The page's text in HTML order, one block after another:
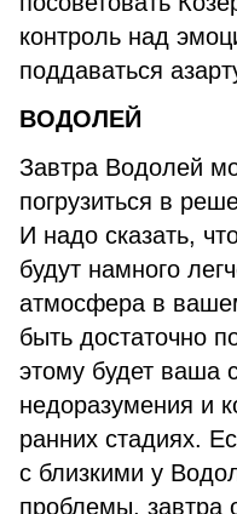
контроль над
поддаваться
ВОДОЛЕЙ
Завтра Водолей
погрузиться в
И надо сказать,
будут намного
атмосфера в
быть достаточно
этому будет ваша
недоразумения и
ранних стадиях.
с близкими у
проблемы, завтра